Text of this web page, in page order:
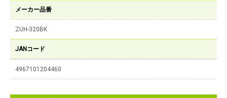
メーカー品番
ZUH-320BK
JANコード
4967101204460